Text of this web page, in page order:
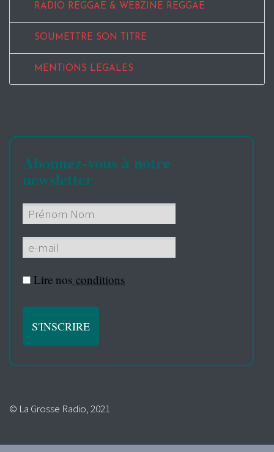
RADIO REGGAE & WEBZINE REGGAE
SOUMETTRE SON TITRE
MENTIONS LEGALES
Abonnez-vous à notre
newsletter
Lire nos conditions
© La Grosse Radio, 2021